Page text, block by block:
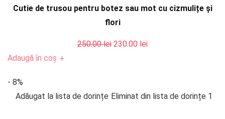
Cutie de trusou pentru botez sau mot cu cizmulițe și
flori
250.00lei Prețul
250.00 lei.
230.00 leiPrețul
Adaugă în coș +
- 8%
Adăugat la lista de dorințe Eliminat din lista de dorințe 1